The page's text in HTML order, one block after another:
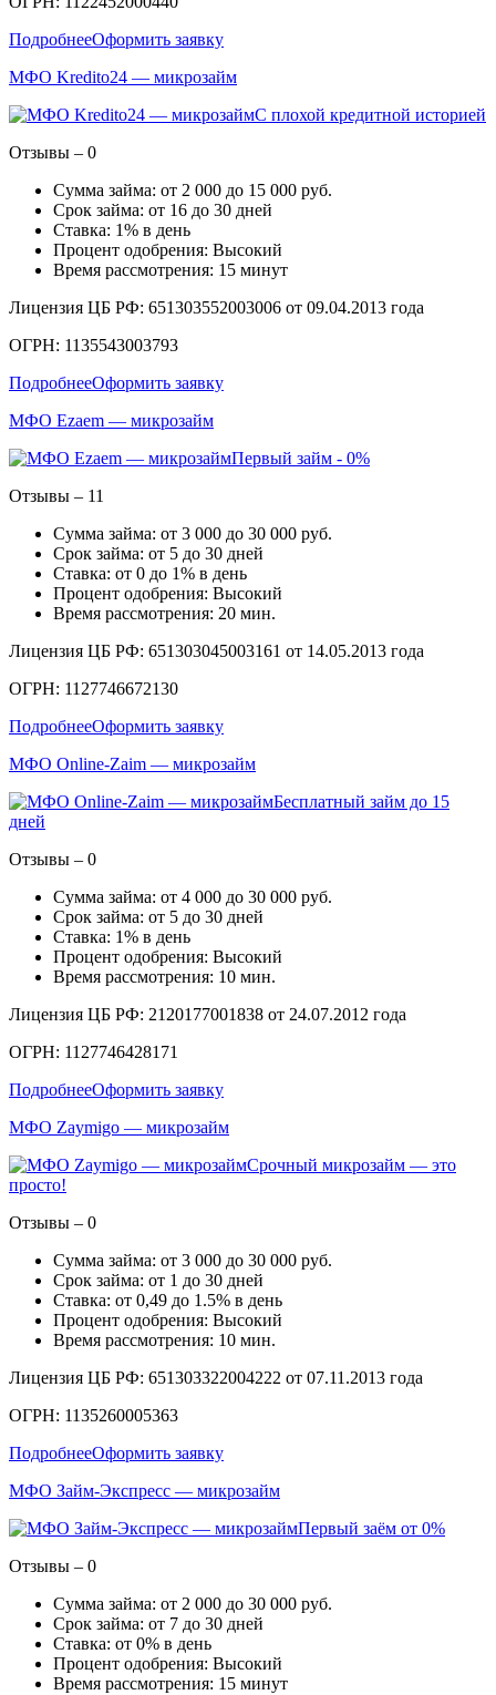
ПодробнееОформить заявку
МФО Kredito24 — микрозайм
С плохой кредитной историей
Отзывы – 0
Сумма займа: от 2 000 до 15 000 руб.
Срок займа: от 16 до 30 дней
Ставка: 1% в день
Процент одобрения: Высокий
Время рассмотрения: 15 минут
Лицензия ЦБ РФ: 651303552003006 от 09.04.2013 года
ОГРН: 1135543003793
ПодробнееОформить заявку
МФО Ezaem — микрозайм
Первый займ - 0%
Отзывы – 11
Сумма займа: от 3 000 до 30 000 руб.
Срок займа: от 5 до 30 дней
Ставка: от 0 до 1% в день
Процент одобрения: Высокий
Время рассмотрения: 20 мин.
Лицензия ЦБ РФ: 651303045003161 от 14.05.2013 года
ОГРН: 1127746672130
ПодробнееОформить заявку
МФО Online-Zaim — микрозайм
Бесплатный займ до 15
дней
Отзывы – 0
Сумма займа: от 4 000 до 30 000 руб.
Срок займа: от 5 до 30 дней
Ставка: 1% в день
Процент одобрения: Высокий
Время рассмотрения: 10 мин.
Лицензия ЦБ РФ: 2120177001838 от 24.07.2012 года
ОГРН: 1127746428171
ПодробнееОформить заявку
МФО Zaymigo — микрозайм
Срочный микрозайм — это
просто!
Отзывы – 0
Сумма займа: от 3 000 до 30 000 руб.
Срок займа: от 1 до 30 дней
Ставка: от 0,49 до 1.5% в день
Процент одобрения: Высокий
Время рассмотрения: 10 мин.
Лицензия ЦБ РФ: 651303322004222 от 07.11.2013 года
ОГРН: 1135260005363
ПодробнееОформить заявку
МФО Займ-Экспресс — микрозайм
Первый заём от 0%
Отзывы – 0
Сумма займа: от 2 000 до 30 000 руб.
Срок займа: от 7 до 30 дней
Ставка: от 0% в день
Процент одобрения: Высокий
Время рассмотрения: 15 минут